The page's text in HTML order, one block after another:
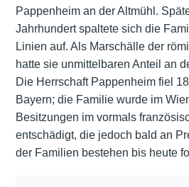
Pappenheim an der Altmühl.
Jahrhundert spaltete sich die
Linien auf. Als Marschälle der
hatte sie unmittelbaren Anteil an
Die Herrschaft Pappenheim fiel
Bayern; die Familie wurde im
Besitzungen im vormals
entschädigt, die jedoch bald an
der Familien bestehen bis heute